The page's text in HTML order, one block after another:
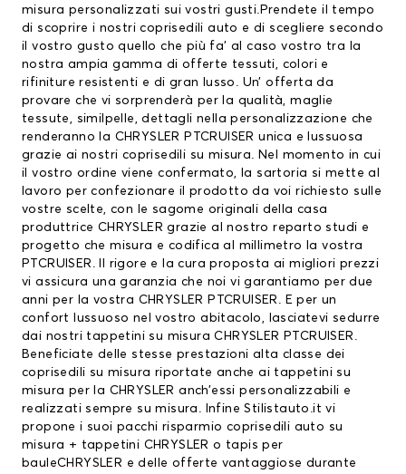
misura personalizzati sui vostri gusti.Prendete il tempo
di scoprire i nostri coprisedili auto e di scegliere secondo
il vostro gusto quello che più fa’ al caso vostro tra la
nostra ampia gamma di offerte tessuti, colori e
rifiniture resistenti e di gran lusso. Un’ offerta da
provare che vi sorprenderà per la qualità, maglie
tessute, similpelle, dettagli nella personalizzazione che
renderanno la CHRYSLER PTCRUISER unica e lussuosa
grazie ai nostri coprisedili su misura. Nel momento in cui
il vostro ordine viene confermato, la sartoria si mette al
lavoro per confezionare il prodotto da voi richiesto sulle
vostre scelte, con le sagome originali della casa
produttrice CHRYSLER grazie al nostro reparto studi e
progetto che misura e codifica al millimetro la vostra
PTCRUISER. Il rigore e la cura proposta ai migliori prezzi
vi assicura una garanzia che noi vi garantiamo per due
anni per la vostra CHRYSLER PTCRUISER. E per un
confort lussuoso nel vostro abitacolo, lasciatevi sedurre
dai nostri tappetini su misura CHRYSLER PTCRUISER.
Beneficiate delle stesse prestazioni alta classe dei
coprisedili su misura riportate anche ai tappetini su
misura per la CHRYSLER anch’essi personalizzabili e
realizzati sempre su misura. Infine Stilistauto.it vi
propone i suoi pacchi risparmio coprisedili auto su
misura + tappetini CHRYSLERo tapis per
bauleCHRYSLER e delle offerte vantaggiose durante